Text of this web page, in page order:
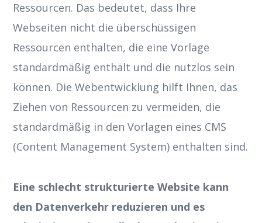
Ressourcen. Das bedeutet, dass Ihre
Webseiten nicht die überschüssigen
Ressourcen enthalten, die eine Vorlage
standardmäßig enthält und die nutzlos sein
können. Die Webentwicklung hilft Ihnen, das
Ziehen von Ressourcen zu vermeiden, die
standardmäßig in den Vorlagen eines CMS
(Content Management System) enthalten sind.
Eine schlecht strukturierte Website kann
den Datenverkehr reduzieren und es